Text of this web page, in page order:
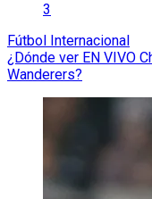
3
Fútbol Internacional
¿Dónde ver EN VIVO
Wanderers?